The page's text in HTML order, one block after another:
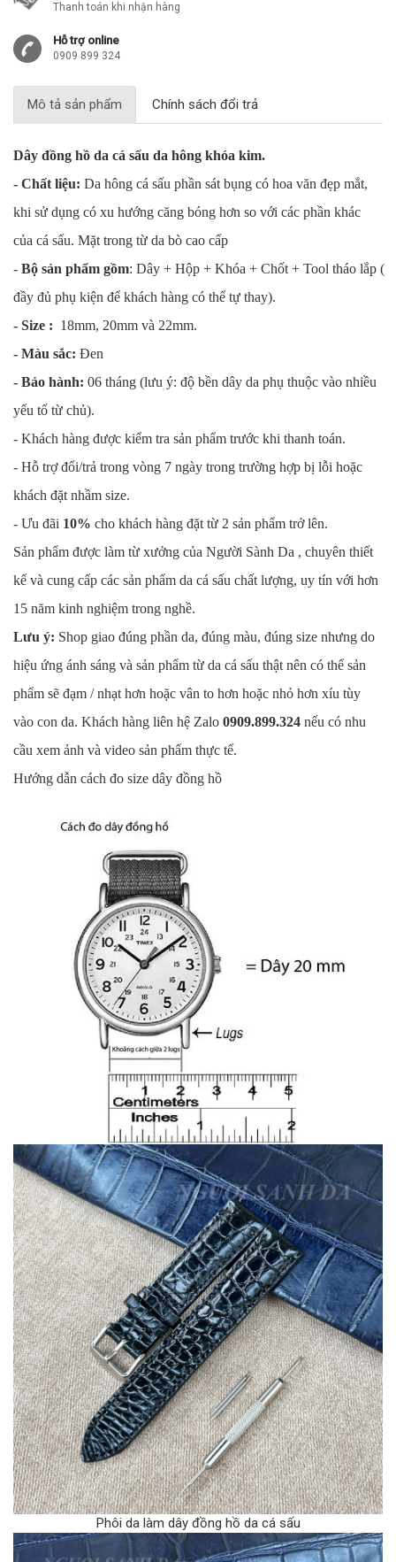
Thanh toán khi nhận hàng
Hỗ trợ online
0909 899 324
Mô tả sản phẩm Chính sách đổi trả
Dây đồng hồ da cá sấu da hông khóa kim.
- Chất liệu: Da hông cá sấu phần sát bụng có hoa văn đẹp mắt,
khi sử dụng có xu hướng căng bóng hơn so với các phần khác
của cá sấu. Mặt trong từ da bò cao cấp
- Bộ sản phẩm gồm: Dây + Hộp + Khóa + Chốt + Tool tháo lắp (
đầy đủ phụ kiện để khách hàng có thể tự thay).
- Size : 18mm, 20mm và 22mm.
- Màu sắc: Đen
- Bảo hành: 06 tháng (lưu ý: độ bền dây da phụ thuộc vào nhiều
yếu tố từ chủ).
- Khách hàng được kiểm tra sản phẩm trước khi thanh toán.
- Hỗ trợ đổi/trả trong vòng 7 ngày trong trường hợp bị lỗi hoặc
khách đặt nhầm size.
- Ưu đãi 10% cho khách hàng đặt từ 2 sản phẩm trở lên.
Sản phẩm được làm từ xưởng của Người Sành Da , chuyên thiết
kế và cung cấp các sản phẩm da cá sấu chất lượng, uy tín với hơn
15 năm kinh nghiệm trong nghề.
Lưu ý: Shop giao đúng phần da, đúng màu, đúng size nhưng do
hiệu ứng ánh sáng và sản phẩm từ da cá sấu thật nên có thể sản
phẩm sẽ đạm / nhạt hơn hoặc vân to hơn hoặc nhỏ hơn xíu tùy
vào con da. Khách hàng liên hệ Zalo 0909.899.324 nếu có nhu
cầu xem ảnh và video sản phẩm thực tế.
Hướng dẫn cách đo size dây đồng hồ
Phôi da làm dây đồng hồ da cá sấu